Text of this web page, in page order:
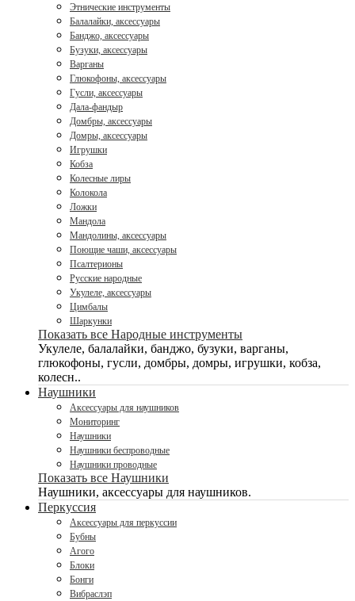
Этнические инструменты
Балалайки, аксессуары
Банджо, аксессуары
Бузуки, аксессуары
Варганы
Глюкофоны, аксессуары
Гусли, аксессуары
Дала-фандыр
Домбры, аксессуары
Домры, аксессуары
Игрушки
Кобза
Колесные лиры
Колокола
Ложки
Мандола
Мандолины, аксессуары
Поющие чаши, аксессуары
Псалтерионы
Русские народные
Укулеле, аксессуары
Цимбалы
Шаркунки
Показать все Народные инструменты
Укулеле, балалайки, банджо, бузуки, варганы,
глюкофоны, гусли, домбры, домры, игрушки, кобза,
колесн..
Наушники
Аксессуары для наушников
Мониторинг
Наушники
Наушники беспроводные
Наушники проводные
Показать все Наушники
Наушники, аксессуары для наушников.
Перкуссия
Аксессуары для перкуссии
Бубны
Агого
Блоки
Бонги
Вибраслэп